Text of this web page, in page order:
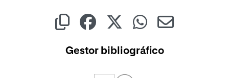
Gestor bibliográfico